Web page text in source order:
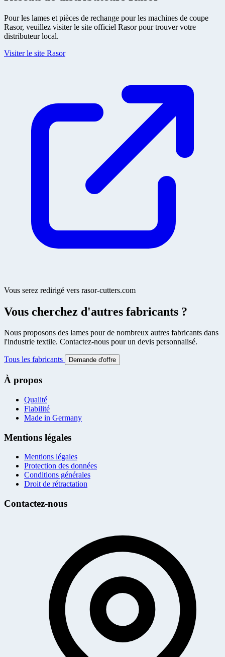
Pour les lames et pièces de rechange pour les machines de coupe
Rasor, veuillez visiter le site officiel Rasor pour trouver votre
distributeur local.
Visiter le site Rasor
Vous serez redirigé vers rasor-cutters.com
Vous cherchez d'autres fabricants ?
Nous proposons des lames pour de nombreux autres fabricants dans
l'industrie textile. Contactez-nous pour un devis personnalisé.
Tous les fabricants Demande d'offre
À propos
Qualité
Fiabilité
Made in Germany
Mentions légales
Mentions légales
Protection des données
Conditions générales
Droit de rétractation
Contactez-nous